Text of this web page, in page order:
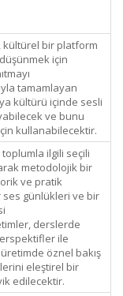
kültürel bir platform
için
tamamlayan
kültürü içinde sesli
ve bunu
kullanabilecektir.
ilgili seçili
metodolojik bir
ve pratik
ses günlükleri ve bir
derslerde
ile
öznel bakış
eleştirel bir
edilecektir.